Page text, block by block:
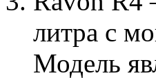
литра с
Модель